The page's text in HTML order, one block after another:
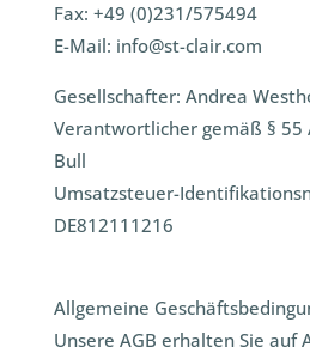
Fax: +49 (0)231/575494
E-Mail: info@st-clair.com
Gesellschafter: Andrea
Verantwortlicher gemäß § 55
Bull
Umsatzsteuer-
DE812111216
Allgemeine
Unsere AGB erhalten Sie auf